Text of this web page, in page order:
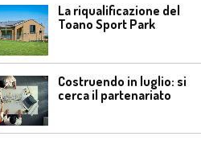
La riqualificazione del
Toano Sport Park
Costruendo in luglio: si
cerca il partenariato